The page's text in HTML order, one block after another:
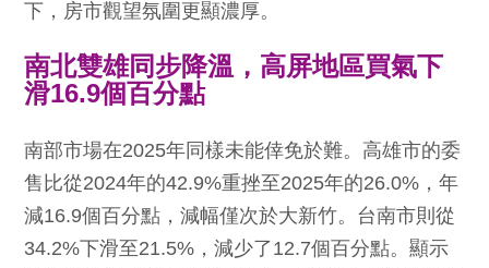
下，房市觀望氛圍更顯濃厚。
南北雙雄同步降溫，高屏地區買氣下
滑16.9個百分點
南部市場在2025年同樣未能倖免於難。高雄市的委
售比從2024年的42.9%重挫至2025年的26.0%，年
減16.9個百分點，減幅僅次於大新竹。台南市則從
34.2%下滑至21.5%，減少了12.7個百分點。顯示